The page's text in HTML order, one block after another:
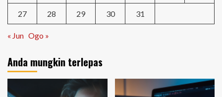
27 28 29 30 31
« Jun Ogo »
Anda mungkin terlepas